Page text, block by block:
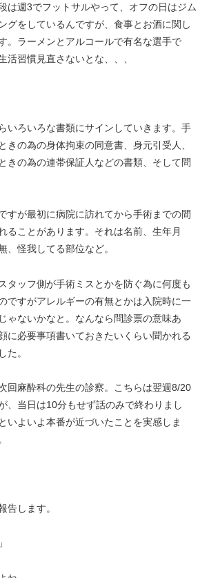
は週3でフットサルやって、オフの日はジム
グをしているんですが、食事とお酒に関し
。ラーメンとアルコールで有名な選手で
活習慣見直さないとな、、、
いろいろな書類にサインしていきます。手
きの為の身体拘束の同意書、身元引受人、
きの為の連帯保証人などの書類、そして問
すが最初に病院に訪れてから手術までの間
ることがあります。それは名前、生年月
、怪我してる部位など。
タッフ側が手術ミスとかを防ぐ為に何度も
ですがアレルギーの有無とかは入院時に一
ゃないかなと。なんなら問診票の意味あ
に必要事項書いておきたいくらい聞かれる
た。
回麻酔科の先生の診察。こちらは翌週8/20
、当日は10分もせず話のみで終わりまし
いよいよ本番が近づいたことを実感しま
告します。